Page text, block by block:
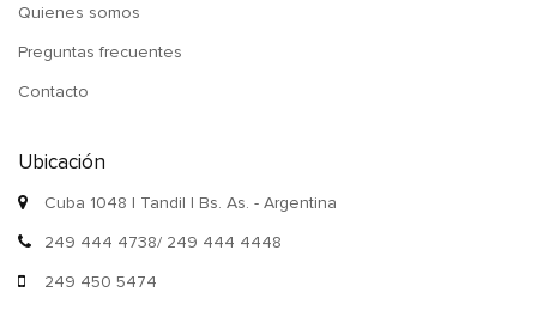
Quienes somos
Preguntas frecuentes
Contacto
Ubicación
Cuba 1048 | Tandil | Bs. As. - Argentina
249 444 4738/ 249 444 4448
249 450 5474